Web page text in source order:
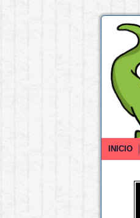
INICIO